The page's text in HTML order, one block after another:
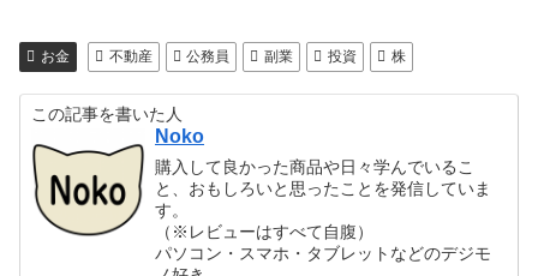
お金 不動産 公務員 副業 投資 株
この記事を書いた人
Noko
購入して良かった商品や日々学んでいるこ
と、おもしろいと思ったことを発信していま
す。
（※レビューはすべて自腹）
パソコン・スマホ・タブレットなどのデジモ